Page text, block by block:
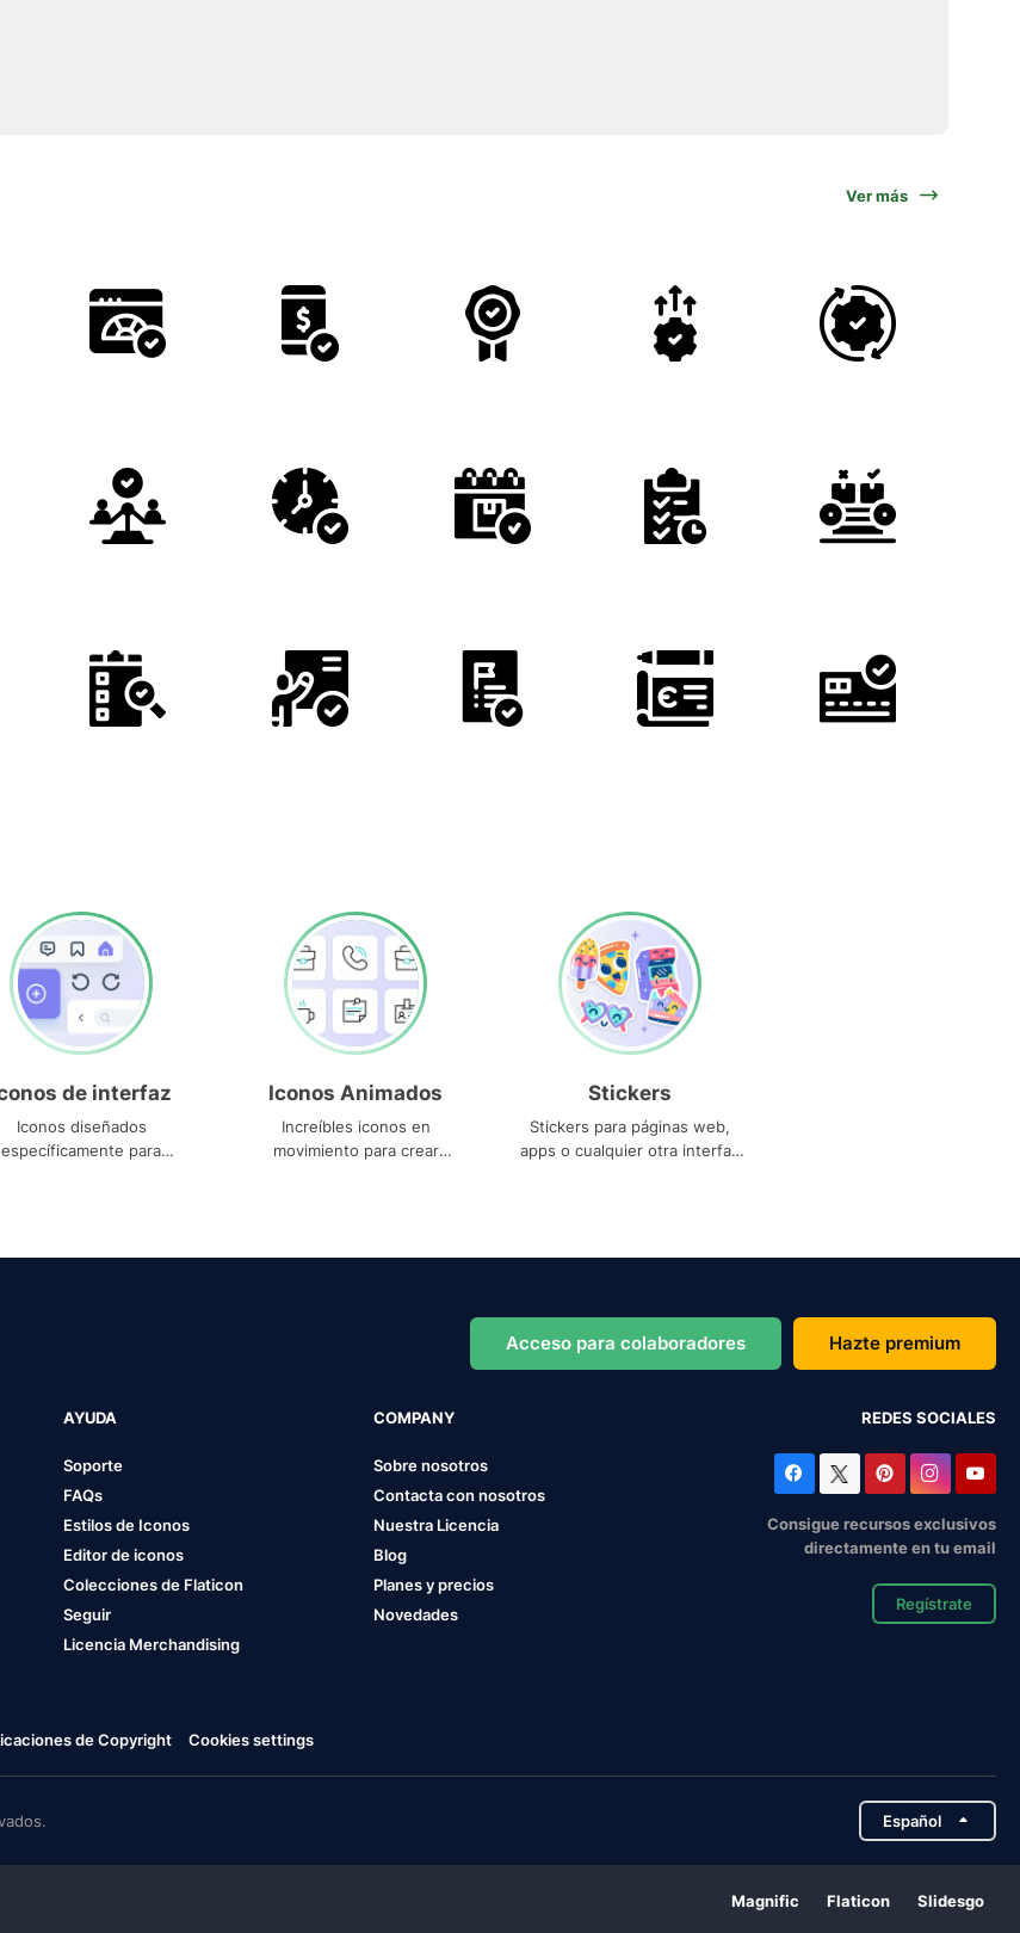
Ver más
de interfaz
Iconos diseñados
específicamente para
Iconos Animados
Increíbles iconos en
movimiento para crear
Stickers
Stickers para páginas web,
apps o cualquier otra interfaz
Acceso para colaboradores Hazte premium
AYUDA
Soporte
FAQs
Estilos de Iconos
Editor de iconos
Colecciones de Flaticon
Seguir
Licencia Merchandising
COMPANY
Sobre nosotros
Contacta con nosotros
Nuestra Licencia
Blog
Planes y precios
Novedades
REDES SOCIALES
Consigue recursos exclusivos
directamente en tu email
Regístrate
de Copyright Cookies settings
Español
Magnific Flaticon Slidesgo